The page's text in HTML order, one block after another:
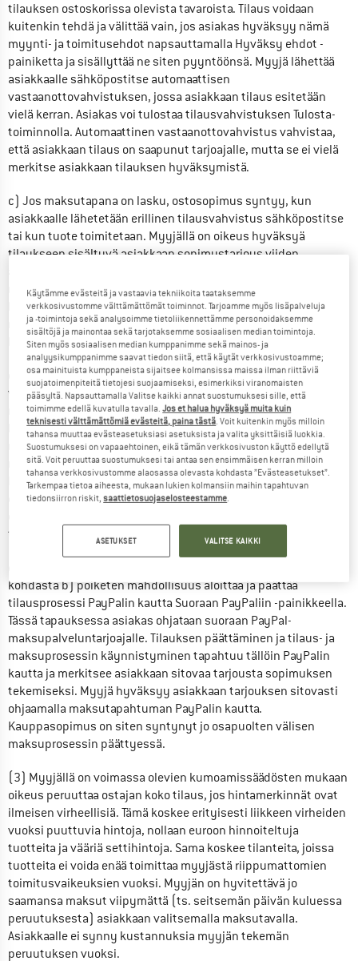
tilauksen ostoskorissa olevista tavaroista. Tilaus voidaan
kuitenkin tehdä ja välittää vain, jos asiakas hyväksyy nämä
myynti- ja toimitusehdot napsauttamalla Hyväksy ehdot -
painiketta ja sisällyttää ne siten pyyntöönsä. Myyjä lähettää
asiakkaalle sähköpostitse automaattisen
vastaanottovahvistuksen, jossa asiakkaan tilaus esitetään
vielä kerran. Asiakas voi tulostaa tilausvahvistuksen Tulosta-
toiminnolla. Automaattinen vastaanottovahvistus vahvistaa,
että asiakkaan tilaus on saapunut tarjoajalle, mutta se ei vielä
merkitse asiakkaan tilauksen hyväksymistä.
c) Jos maksutapana on lasku, ostosopimus syntyy, kun
asiakkaalle lähetetään erillinen tilausvahvistus sähköpostitse
tai kun tuote toimitetaan. Myyjällä on oikeus hyväksyä
tilaukseen sisältyvä asiakkaan sopimustarjous viiden
myyjällä on oikeus hyväksyä tilaus kahden arkipäivän
kuluessa tilauksen saapumisesta. Hyväksymisenä pidetään
myös sitä, jos myyjä toimittaa tilatun tavaran tämän määräajan
kuluessa.
d) Jos maksutapana on ennakkomaksu/tilisiirto ja ostaja
valitsee jonkin myyjän kulloinkin tarjoamista
maksupalveluntarjoajista, joita ovat esimerkiksi Klarnan maksa
heti -vaihtoehto, iDEAL, ApplePay, Banconctact ja PayPal,
myyjä hyväksyy asiakkaan tarjouksen sitovasti aloittamalla
maksutapahtuman maksupalveluntarjoajan kautta.
Kauppasopimus on siten syntynyt jo siinä vaiheessa, kun
osapuolten välinen maksuprosessi on viety päätökseen. Näin
tarvita myyjän erillistä tilausvahvistusta.
kohdasta b) poiketen mahdollisuus aloittaa ja päättää
tilausprosessi PayPalin kautta Suoraan PayPaliin -painikkeella.
Tässä tapauksessa asiakas ohjataan suoraan PayPal-
maksupalveluntarjoajalle. Tilauksen päättäminen ja tilaus- ja
maksuprosessin käynnistyminen tapahtuu tällöin PayPalin
kautta ja merkitsee asiakkaan sitovaa tarjousta sopimuksen
tekemiseksi. Myyjä hyväksyy asiakkaan tarjouksen sitovasti
ohjaamalla maksutapahtuman PayPalin kautta.
Kauppasopimus on siten syntynyt jo osapuolten välisen
maksuprosessin päättyessä.
(3) Myyjällä on voimassa olevien kumoamissäädösten mukaan
oikeus peruuttaa ostajan koko tilaus, jos hintamerkinnät ovat
ilmeisen virheellisiä. Tämä koskee erityisesti liikkeen virheiden
vuoksi puuttuvia hintoja, nollaan euroon hinnoiteltuja
tuotteita ja vääriä settihintoja. Sama koskee tilanteita, joissa
tuotteita ei voida enää toimittaa myyjästä riippumattomien
toimitusvaikeuksien vuoksi. Myyjän on hyvitettävä jo
saamansa maksut viipymättä (ts. seitsemän päivän kuluessa
peruutuksesta) asiakkaan valitsemalla maksutavalla.
Asiakkaalle ei synny kustannuksia myyjän tekemän
peruutuksen vuoksi.
Käytämme evästeitä ja vastaavia tekniikoita taataksemme
verkkosivustomme välttämättömät toiminnot. Tarjoamme myös lisäpalveluja
ja -toimintoja sekä analysoimme tietoliikennettämme personoidaksemme
sisältöjä ja mainontaa sekä tarjotaksemme sosiaalisen median toimintoja.
Siten myös sosiaalisen median kumppanimme sekä mainos- ja
analyysikumppanimme saavat tiedon siitä, että käytät verkkosivustoamme;
osa mainituista kumppaneista sijaitsee kolmansissa maissa ilman riittäviä
suojatoimenpiteitä tietojesi suojaamiseksi, esimerkiksi viranomaisten
pääsyltä. Napsauttamalla Valitse kaikki annat suostumuksesi sille, että
toimimme edellä kuvatulla tavalla.Jos et halua hyväksyä muita kuin
teknisesti välttämättömiä evästeitä, paina tästä. Voit kuitenkin myös milloin
tahansa muuttaa evästeasetuksiasi asetuksista ja valita yksittäisiä luokkia.
Suostumuksesi on vapaaehtoinen, eikä tämän verkkosivuston käyttö edellytä
sitä. Voit peruuttaa suostumuksesi tai antaa sen ensimmäisen kerran milloin
tahansa verkkosivustomme alaosassa olevasta kohdasta ”Evästeasetukset”.
Tarkempaa tietoa aiheesta, mukaan lukien kolmansiin maihin tapahtuvan
tiedonsiirron riskit,saattietosuojaselosteestamme.
ASETUKSET VALITSE KAIKKI